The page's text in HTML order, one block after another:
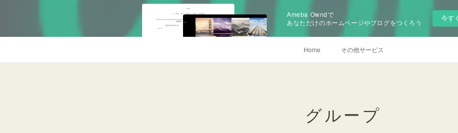
Ameba Owndで
あなただけのホームページやブログをつくろう
今す
Home その他サービス
グループ